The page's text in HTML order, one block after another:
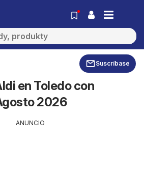
Suscríbase
en Toledo con
2026
ANUNCIO